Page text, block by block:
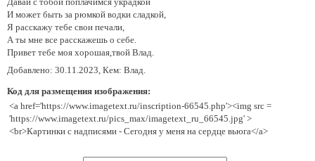
И может быть за рюмкой водки сладкой,
Я расскажу тебе свои печали,
А ты мне все расскажешь о себе.
Привет тебе моя хорошая,твой Влад.
Добавлено: 30.11.2023, Кем: Влад.
Код для размещения изображения:
<a href='https://www.imagetext.ru/inscription-66545.php'><img src =
'https://www.imagetext.ru/pics_max/imagetext_ru_66545.jpg' >
<br>Картинки с надписями - Сегодня у меня на сердце вьюга</a>